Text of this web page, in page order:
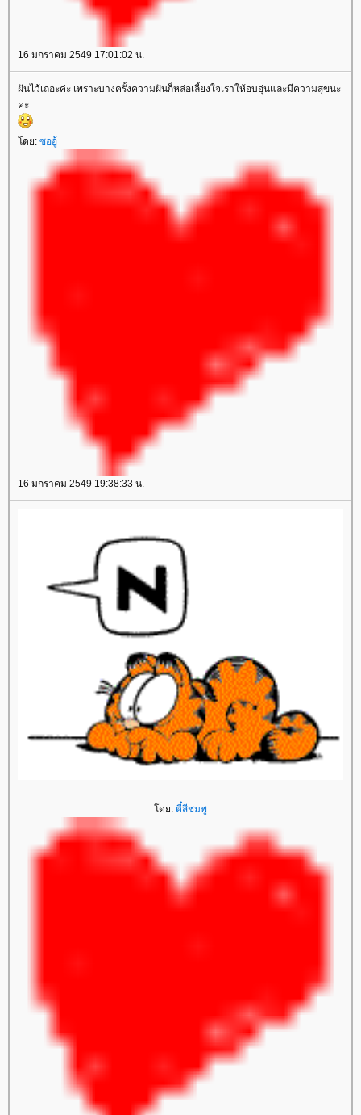
16 มกราคม 2549 17:01:02 น.
ฝันไว้เถอะค่ะ เพราะบางครั้งความฝันก็หล่อเลี้ยงใจเราให้อบอุ่นและมีความสุขนะ
คะ
ดย: ซออู้
16 มกราคม 2549 19:38:33 น.
ดย: ตี๋สีชมพู